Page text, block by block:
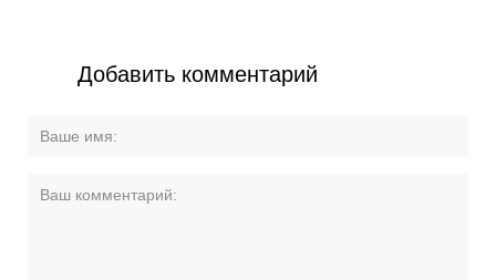
Добавить комментарий